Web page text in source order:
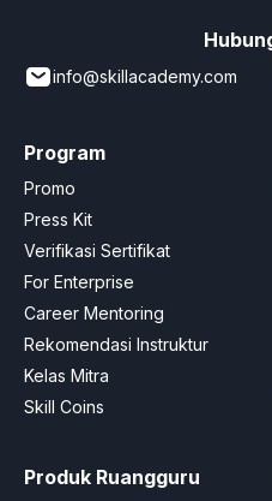
info@skillacademy.com
Program
Promo
Press Kit
Verifikasi Sertifikat
For Enterprise
Career Mentoring
Rekomendasi Instruktur
Kelas Mitra
Skill Coins
Produk Ruangguru